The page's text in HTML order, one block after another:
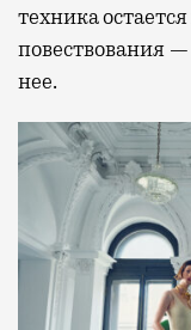
техника
повествования
нее.